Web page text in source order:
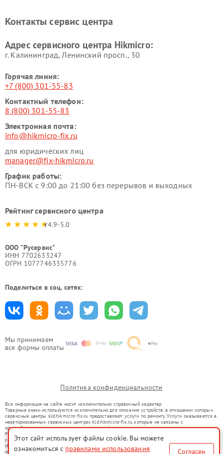
Мы принимаем
все формы оплаты
Контакты сервис центра
Адрес сервисного центра Hikmicro:
г. Калининград, Ленинский просп., 30
Горячая линия:
+7 (800) 301-55-83
Контактный телефон:
8 (800) 301-55-83
Электронная почта:
info@hikmicro-fix.ru
для юридических лиц
manager@fix-hikmicro.ru
График работы:
ПН-ВСК с 9:00 до 21:00 без перерывов и выходных
Рейтинг сервисного центра
4.9-5.0
ООО "Русервис"
ИНН 7702633247
ОГРН 1077746335776
Поделиться в соц. сетях:
Политика конфиденциальности
Вся информация на сайте носит исключительно справочный характер.
Товарные знаки используются исключительно для описания устройств, в отношении которых
сервисные центры kld.hikmicro-fix.ru предоставляют услуги по ремонту. Услуги оказываются в
неавторизованных сервисных центрах kld.hikmicro-fix.ru, которые не связаны с
правообладателями товарных знаков или их официальными представителями.
Ремонт осуществляется для устройств, уже введенных в гражданский оборот в соответствии
со статьей 1487 ГК РФ.
Использование товарных знаков не преследует цели индивидуализации услуг или введения
потребителей в заблуждение, а служит для информирования о предоставляемых услугах по
Этот сайт использует файлы cookie. Вы можете
ознакомиться с правилами использования Согласен